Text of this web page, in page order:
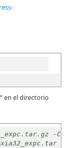
en el directorio
-C /
-